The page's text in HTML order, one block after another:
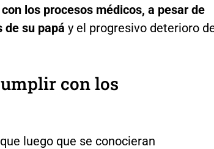
los procesos médicos, a pesar de
de su papá y el progresivo deterioro
con los
luego que se conocieran